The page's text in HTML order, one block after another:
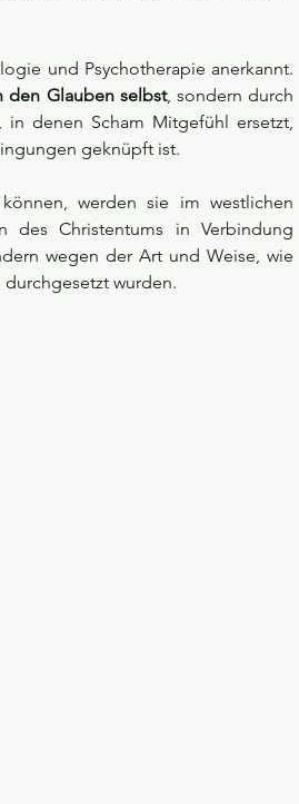
und Psychotherapie anerkannt.
den Glauben selbst
in denen Scham Mitgefühl ersetzt,
geknüpft ist.
werden sie im westlichen
des Christentums in Verbindung
wegen der Art und Weise, wie
wurden.